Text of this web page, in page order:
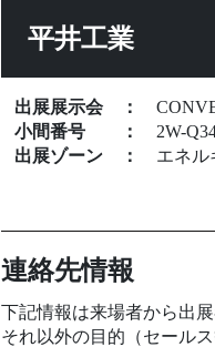
平井工業
出展展示会 ：
小間番号
： 2W-
出展ゾーン ： エネル
連絡先情報
下記情報は来場者から出
それ以外の目的（セール